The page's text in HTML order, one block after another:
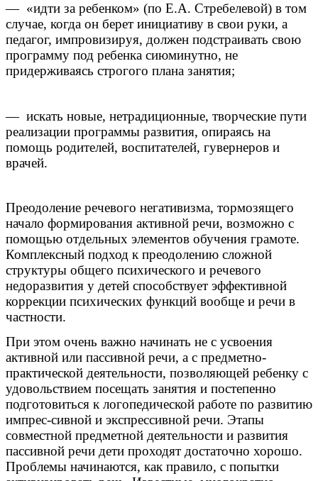
— «идти за ребенком» (по Е.А. Стребелевой) в том
случае, когда он берет инициативу в свои руки, а
педагог, импровизируя, должен подстраивать свою
программу под ребенка сиюминутно, не
придерживаясь строгого плана занятия;
— искать новые, нетрадиционные, творческие пути
реализации программы развития, опираясь на
помощь родителей, воспитателей, гувернеров и
врачей.
Преодоление речевого негативизма, тормозящего
начало формирования активной речи, возможно с
помощью отдельных элементов обучения грамоте.
Комплексный подход к преодолению сложной
структуры общего психического и речевого
недоразвития у детей способствует эффективной
коррекции психических функций вообще и речи в
частности.
При этом очень важно начинать не с усвоения
активной или пассивной речи, а с предметно-
практической деятельности, позволяющей ребенку с
удовольствием посещать занятия и постепенно
подготовиться к логопедической работе по развитию
импрес-сивной и экспрессивной речи. Этапы
совместной предметной деятельности и развития
пассивной речи дети проходят достаточно хорошо.
Проблемы начинаются, как правило, с попытки